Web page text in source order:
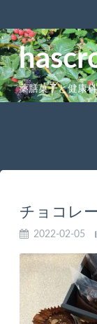
薬膳菓子と健康
チョコレ
2022-02-05